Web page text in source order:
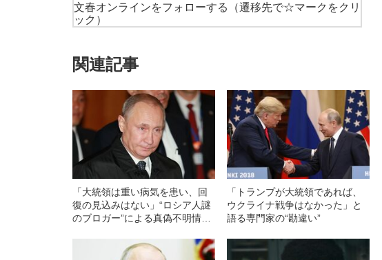
文春オンラインをフォローする
（遷移先で☆マークをクリ
ック）
関連記事
「大統領は重い病気を患い、回
復の見込みはない」“ロシア人謎
のブロガー”による真偽不明情報
入れられるのか
「トランプが大統領であれば、
ウクライナ戦争はなかった」と
語る専門家の“勘違い”